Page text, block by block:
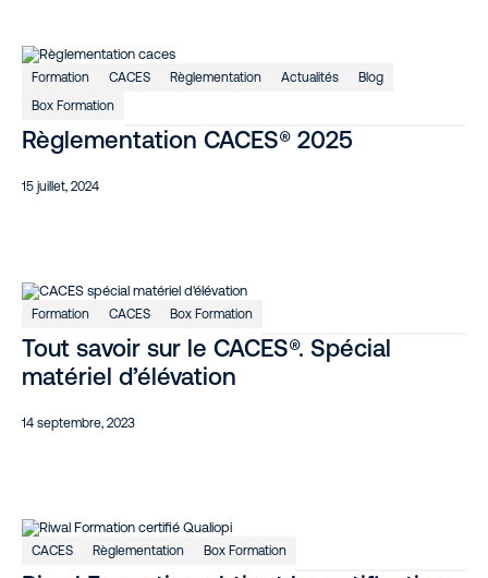
Formation CACES Règlementation Actualités
Blog
Box Formation
Règlementation CACES® 2025
15 juillet, 2024
Formation CACES Box Formation
Tout savoir sur le CACES®. Spécial
matériel d’élévation
14 septembre, 2023
CACES Règlementation Box Formation